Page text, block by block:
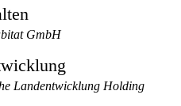
GmbH
Landentwicklung Holding